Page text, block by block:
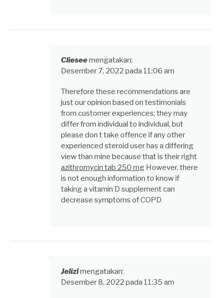
Clieseemengatakan:
Desember 7, 2022 pada 11:06 am
Therefore these recommendations are
just our opinion based on testimonials
from customer experiences; they may
differ from individual to individual, but
please don t take offence if any other
experienced steroid user has a differing
view than mine because that is their right
azithromycin tab 250 mg However, there
is not enough information to know if
taking a vitamin D supplement can
decrease symptoms of COPD
Jelizlmengatakan:
Desember 8, 2022 pada 11:35 am